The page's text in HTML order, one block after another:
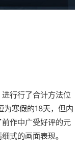
行行了合计方法位
为寒假的18天，但内
作中广受好评的元
式的画面表现。